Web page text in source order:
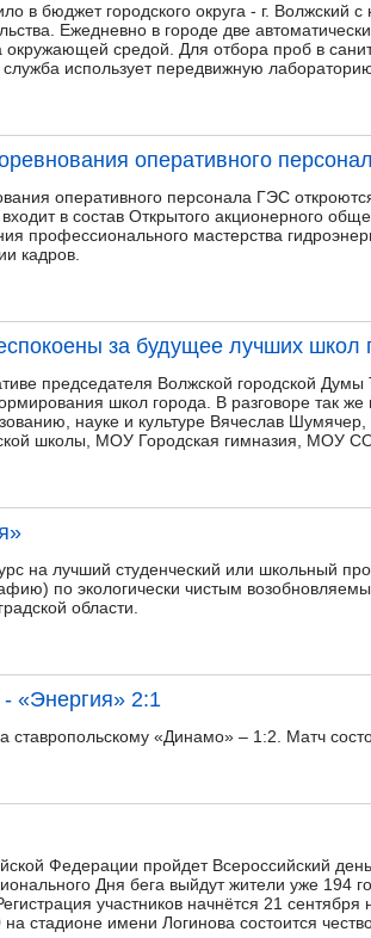
в бюджет городского округа - г. Волжский
Ежедневно в городе две
окружающей средой. Для отбора проб в
использует передвижную
оперативного
оперативного персонала ГЭС
входит в состав Открытого акционерного
профессионального мастерства
кадров.
за будущее лучших школ
председателя Волжской городской
школ города. В разговоре так же
науке и культуре Вячеслав
школы, МОУ Городская гимназия, МОУ
на лучший студенческий или школьный
по экологически чистым
области.
«Энергия» 2:1
ставропольскому «Динамо» – 1:2. Матч
Федерации пройдет Всероссийский
Дня бега выйдут жители уже 194
участников начнётся 21
стадионе имени Логинова состоится